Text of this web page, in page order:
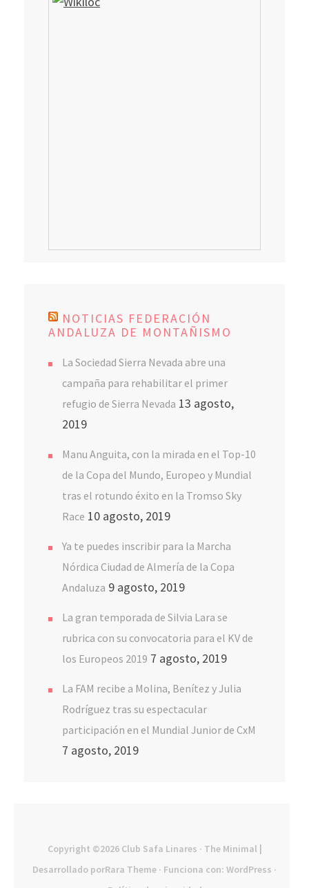
NOTICIAS FEDERACIÓN
ANDALUZA DE MONTAÑISMO
La Sociedad Sierra Nevada abre una
campaña para rehabilitar el primer
refugio de Sierra Nevada 13 agosto,
2019
Manu Anguita, con la mirada en el Top-10
de la Copa del Mundo, Europeo y Mundial
tras el rotundo éxito en la Tromso Sky
Race 10 agosto, 2019
Ya te puedes inscribir para la Marcha
Nórdica Ciudad de Almería de la Copa
Andaluza 9 agosto, 2019
La gran temporada de Silvia Lara se
rubrica con su convocatoria para el KV de
los Europeos 2019 7 agosto, 2019
La FAM recibe a Molina, Benítez y Julia
Rodríguez tras su espectacular
participación en el Mundial Junior de CxM
7 agosto, 2019
Copyright ©2026 Club Safa Linares · The Minimal |
Desarrollado porRara Theme · Funciona con: WordPress ·